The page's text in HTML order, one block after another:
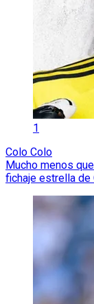
1
Colo Colo
Mucho menos
fichaje estrella de